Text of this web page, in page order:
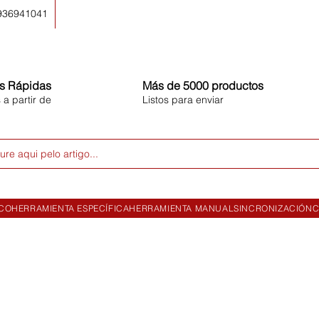
Rápidas
a partir de
Más de 5000 productos
Listos para enviar
aqui pelo artigo...
HERRAMIENTA ESPECÍFICAHERRAMIENTA MANUALSINCRONIZACIÓN